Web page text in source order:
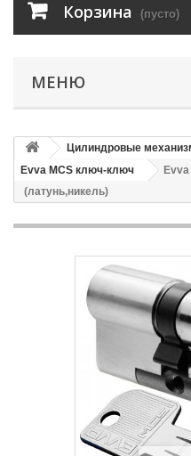
Корзина (пусто)
МЕНЮ
Цилиндровые
Evva MCS ключ-ключ
(латунь,никель)